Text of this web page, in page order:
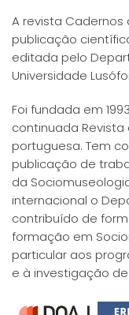
A revista
publicação
editada pelo
Universidade
Foi fundada em
continuada
portuguesa. Tem
publicação de
da
internacional o
contribuído de
formação em
particular aos
e à investigação